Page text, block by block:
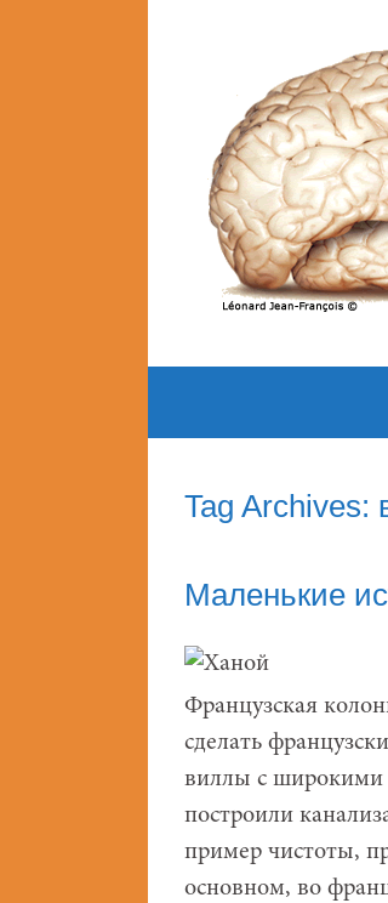
Tag Archives:
Маленькие
Французская
сделать
виллы с широкими
построили
пример чистоты,
основном, во